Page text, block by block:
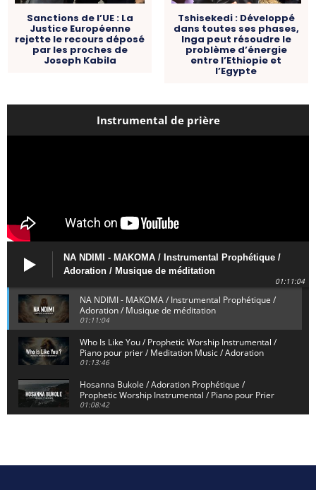
Sanctions de l’UE : La
Justice Européenne
rejette le recours déposé
par les proches de
Joseph Kabila
Tshisekedi : Développé
dans toutes ses phases,
Inga peut résoudre le
problème d’énergie
entre l’Ethiopie et
l’Egypte
Instrumental de prière
NA NDIMI - MAKOMA / Instrumental Prophétique /
Adoration / Musique de méditation
01:11:04
NA NDIMI - MAKOMA / Instrumental Prophétique /
Adoration / Musique de méditation
01:11:04
Who Is Like You / Prophetic Worship Instrumental /
Piano pour prier / Meditation Music / Adoration
01:13:46
Hosanna Bukole / Adoration Prophétique /
Prophetic Worship Instrumental / Piano pour Prier
01:08:42
Dieu de Secours - God of Rescue / Adoration